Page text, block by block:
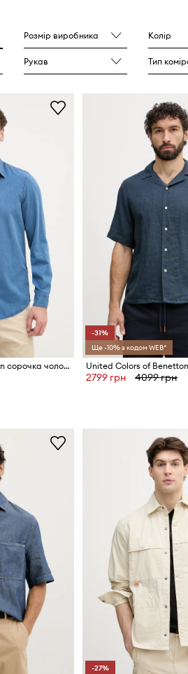
- різнокольорові
- багато
Розмір виробника Колір
Рукав Тип
United Colors of Benetton сорочка чоловіча з бавовною
-31%
Ще -10% з кодом WEB*
2799 грн 4099 грн
-27%